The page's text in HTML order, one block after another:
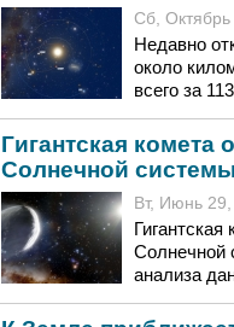
Сб,
Недавно
около
всего за
Гигантская комета
Солнечной
Вт, Июнь
Солнечной
анализа